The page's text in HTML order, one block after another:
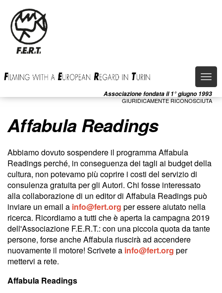
contenuto
principale
Associazione fondata il 1° giugno 1993
GIURIDICAMENTE RICONOSCIUTA
Affabula Readings
Abbiamo dovuto sospendere il programma Affabula
Readings perché, in conseguenza dei tagli ai budget della
cultura, non potevamo più coprire i costi del servizio di
consulenza gratuita per gli Autori. Chi fosse interessato
alla collaborazione di un editor di Affabula Readings può
inviare un email a info@fert.org per essere aiutato nella
ricerca. Ricordiamo a tutti che è aperta la campagna 2019
dell'Associazione F.E.R.T.: con una piccola quota da tante
persone, forse anche Affabula riuscirà ad accendere
nuovamente il motore! Scrivete a info@fert.org per
mettervi a rete.
Affabula Readings